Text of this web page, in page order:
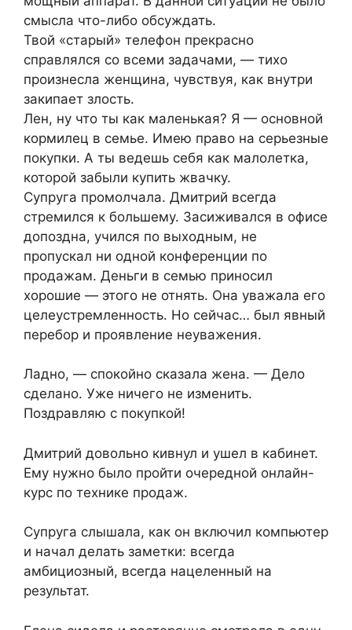
смысла что-либо обсуждать.
Твой «старый» телефон прекрасно
справлялся со всеми задачами, — тихо
произнесла женщина, чувствуя, как внутри
закипает злость.
Лен, ну что ты как маленькая? Я — основной
кормилец в семье. Имею право на серьезные
покупки. А ты ведешь себя как малолетка,
которой забыли купить жвачку.
Супруга промолчала. Дмитрий всегда
стремился к большему. Засиживался в офисе
допоздна, учился по выходным, не
пропускал ни одной конференции по
продажам. Деньги в семью приносил
хорошие — этого не отнять. Она уважала его
целеустремленность. Но сейчас… был явный
перебор и проявление неуважения.
Ладно, — спокойно сказала жена. — Дело
сделано. Уже ничего не изменить.
Поздравляю с покупкой!
Дмитрий довольно кивнул и ушел в кабинет.
Ему нужно было пройти очередной онлайн-
курс по технике продаж.
Супруга слышала, как он включил компьютер
и начал делать заметки: всегда
амбициозный, всегда нацеленный на
результат.